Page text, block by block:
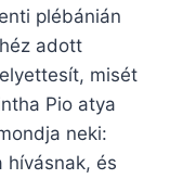
plébánián
adott
misét
Pio atya
neki:
hívásnak, és